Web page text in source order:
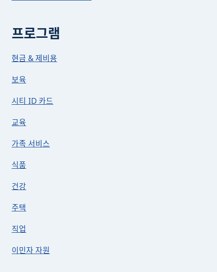
프로그램
현금 & 제비용
보육
시티 ID 카드
교육
가족 서비스
식품
건강
주택
직업
이민자 자원